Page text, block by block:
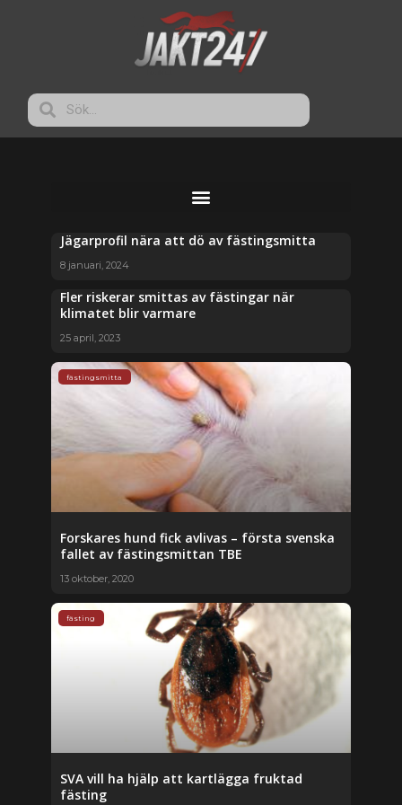
Jägarprofil nära att dö av fästingsmitta
8 januari, 2024
Fler riskerar smittas av fästingar när
klimatet blir varmare
25 april, 2023
fästingsmitta
Forskares hund fick avlivas – första svenska
fallet av fästingsmittan TBE
13 oktober, 2020
fästing
SVA vill ha hjälp att kartlägga fruktad
fästing